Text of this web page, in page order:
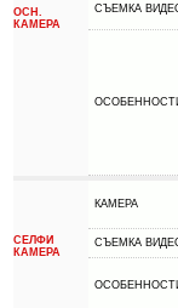
ОСН.
КАМЕРА
СЪЕМКА
СЕЛФИ
КАМЕРА
КАМЕРА
СЪЕМКА